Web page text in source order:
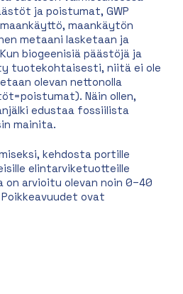
ja poistumat, GWP
maankäytön
metaani lasketaan ja
biogeenisiä päästöjä ja
tuotekohtaisesti, niitä ei ole
olevan nettonolla
Näin ollen,
edustaa fossiilista
mainita.
kehdosta portille
elintarviketuotteille
on arvioitu olevan noin 0–40
Poikkeavuudet ovat